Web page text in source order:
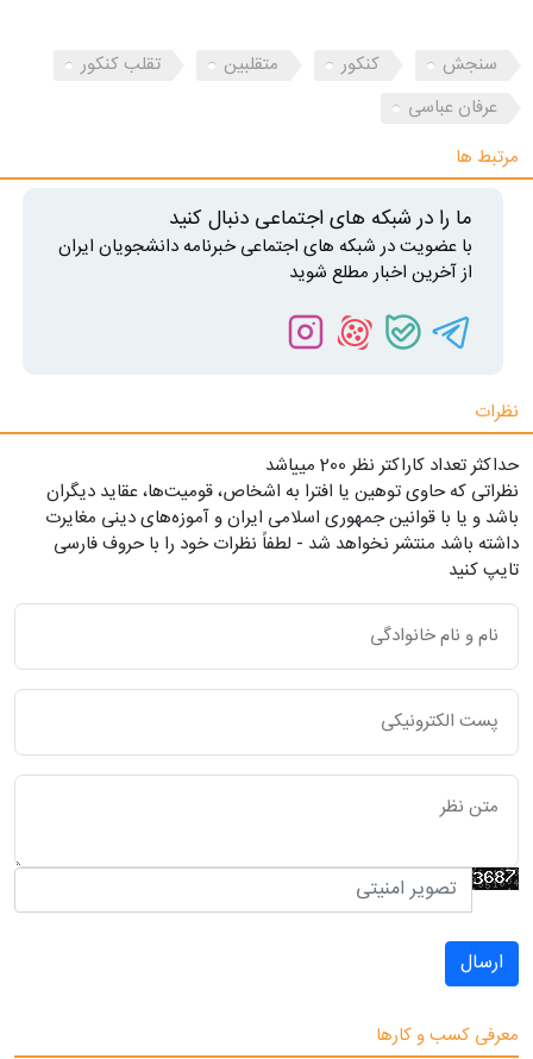
سنجش کنکور متقلبین
تقلب کنکور
عرفان عباسی
مرتبط ها
ما را در شبکه های اجتماعی دنبال کنید
با عضویت در شبکه های اجتماعی خبرنامه دانشجویان ایران
از آخرین اخبار مطلع شوید
نظرات
حداکثر تعداد کاراکتر نظر 200 ميياشد
نظراتی که حاوی توهین یا افترا به اشخاص، قومیت‌ها، عقاید دیگران
باشد و یا با قوانین جمهوری اسلامی ایران و آموزه‌های دینی مغایرت
داشته باشد منتشر نخواهد شد - لطفاً نظرات خود را با حروف فارسی
تایپ کنید
ارسال
معرفی کسب و کارها